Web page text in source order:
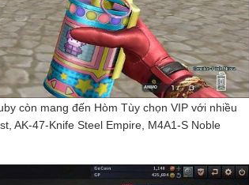
còn mang đến Hòm Tùy chọn VIP với nhiều
AK-47-Knife Steel Empire, M4A1-S Noble